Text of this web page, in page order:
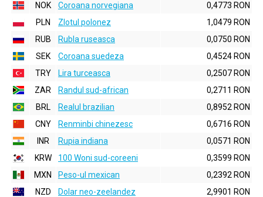
NOK
Coroana norvegiana
0,4773 RON
PLN
Zlotul polonez
1,0479 RON
RUB
Rubla ruseasca
0,0750 RON
SEK
Coroana suedeza
0,4524 RON
TRY
Lira turceasca
0,2507 RON
ZAR
Randul sud-african
0,2711 RON
BRL
Realul brazilian
0,8952 RON
CNY
Renminbi chinezesc
0,6716 RON
INR
Rupia indiana
0,0571 RON
KRW
100 Woni sud-coreeni
0,3599 RON
MXN
Peso-ul mexican
0,2392 RON
NZD
Dolar neo-zeelandez
2,9901 RON